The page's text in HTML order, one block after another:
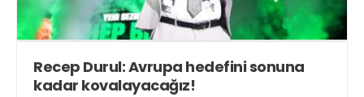
Recep Durul: Avrupa hedefini sonuna
kadar kovalayacağız!